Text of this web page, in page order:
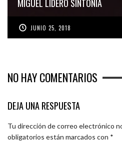
MIGUEL LIDERÓ SINTONÍA
JUNIO 25, 2018
NO HAY COMENTARIOS
DEJA UNA RESPUESTA
Tu dirección de correo electrónico
obligatorios están marcados con *